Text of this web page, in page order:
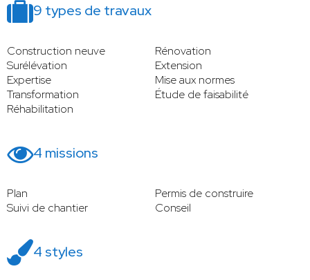
9 types de travaux
Construction neuve
Rénovation
Surélévation
Extension
Expertise
Mise aux normes
Transformation
Étude de faisabilité
Réhabilitation
4 missions
Plan
Permis de construire
Suivi de chantier
Conseil
4 styles